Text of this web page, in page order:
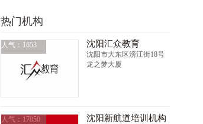
热门机构
人气：1653 沈阳汇众教育
沈阳市大东区滂江街18号
龙之梦大厦
人气：17850 沈阳新航道培训机构